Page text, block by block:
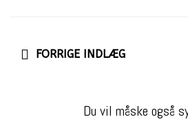
FORRIGE INDLÆG
Du vil måske også